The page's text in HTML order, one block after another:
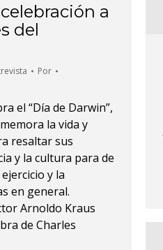
a
del
Por
el “Día de Darwin”,
la vida y
resaltar sus
y la cultura para de
y la
en general.
Arnoldo Kraus
de Charles